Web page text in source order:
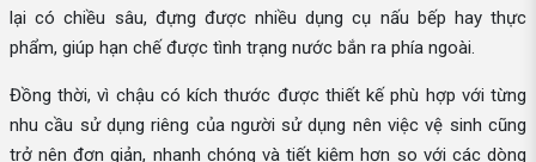
lại có chiều sâu, đựng được nhiều dụng cụ nấu bếp hay thực
phẩm, giúp hạn chế được tình trạng nước bắn ra phía ngoài.
Đồng thời, vì chậu có kích thước được thiết kế phù hợp với từng
nhu cầu sử dụng riêng của người sử dụng nên việc vệ sinh cũng
trở nên đơn giản, nhanh chóng và tiết kiệm hơn so với các dòng